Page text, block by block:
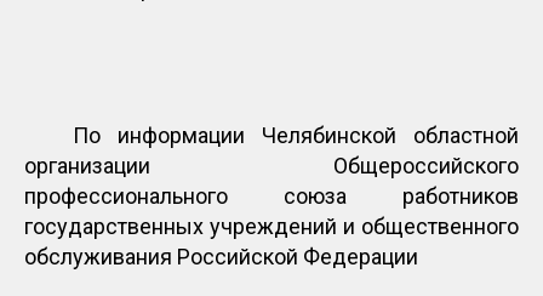
По информации Челябинской областной
организации Общероссийского
профессионального союза работников
государственных учреждений и общественного
обслуживания Российской Федерации